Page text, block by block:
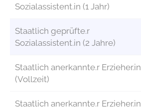
Sozialassistent.in (1 Jahr)
Staatlich geprüfte.r
Sozialassistent.in (2 Jahre)
Staatlich anerkannte.r Erzieher.in
(Vollzeit)
Staatlich anerkannte.r Erzieher.in